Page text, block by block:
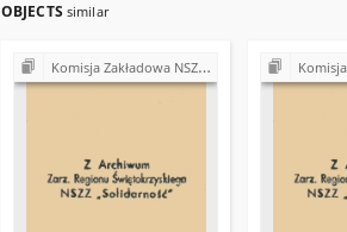
OBJECTS similar
Komisja Zakładowa NSZZ "Solidarność" przy Gminnej Spółdzielni "Samopomoc Chłopska" w Bodzentynie Komisja Zakładowa NSZZ